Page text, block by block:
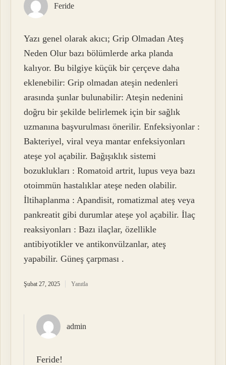
Feride
Yazı genel olarak akıcı; Grip Olmadan Ateş
Neden Olur bazı bölümlerde arka planda
kalıyor. Bu bilgiye küçük bir çerçeve daha
eklenebilir: Grip olmadan ateşin nedenleri
arasında şunlar bulunabilir: Ateşin nedenini
doğru bir şekilde belirlemek için bir sağlık
uzmanına başvurulması önerilir. Enfeksiyonlar :
Bakteriyel, viral veya mantar enfeksiyonları
ateşe yol açabilir. Bağışıklık sistemi
bozuklukları : Romatoid artrit, lupus veya bazı
otoimmün hastalıklar ateşe neden olabilir.
İltihaplanma : Apandisit, romatizmal ateş veya
pankreatit gibi durumlar ateşe yol açabilir. İlaç
reaksiyonları : Bazı ilaçlar, özellikle
antibiyotikler ve antikonvülzanlar, ateş
yapabilir. Güneş çarpması .
Şubat 27, 2025 Yanıtla
admin
Feride!